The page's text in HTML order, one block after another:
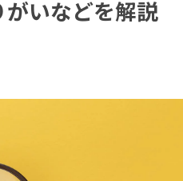
がいなどを解説